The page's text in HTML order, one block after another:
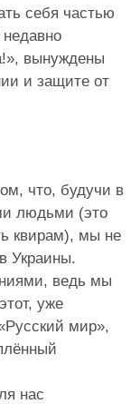
себя частью
вынуждены
и защите от
что, будучи в
людьми (это
квирам), мы не
Украины.
ведь мы
уже
мир»,
нас